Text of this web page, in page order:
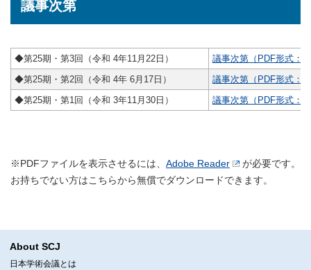
議事次第
◆第25期・第3回（令和 4年11月22日）
議事次第（PDF形式：
◆第25期・第2回（令和 4年 6月17日）
議事次第（PDF形式：
◆第25期・第1回（令和 3年11月30日）
議事次第（PDF形式：
※PDFファイルを表示させるには、 Adobe Reader
が必要です。
お持ちでない方はこちらから無償でダウンロードできます。
About SCJ
日本学術会議とは